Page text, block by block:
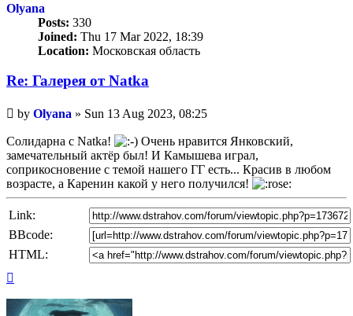
Olyana
Posts: 330
Joined: Thu 17 Mar 2022, 18:39
Location: Московская область
Re: Галерея от Natka
Unread
post
by Olyana » Sun 13 Aug 2023, 08:25
Солидарна с Natka!
Очень нравится Янковский,
замечательный актёр был! И Камышева играл,
соприкосновение с темой нашего ГГ есть... Красив в любом
возрасте, а Каренин какой у него получился!
Link:
BBcode:
HTML: